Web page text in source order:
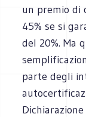
un premio di
45% se si
del 20%. Ma
parte degli